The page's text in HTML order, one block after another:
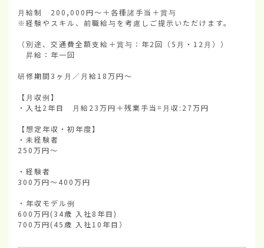
月給制　200,000円～＋各種諸手当＋賞与
※経験やスキル、前職給与を考慮しご提示いただけます。
（別途、交通費全額支給＋賞与：年2回（5月・12月））
昇給：年一回
研修期間3ヶ月／月給18万円～
【月収例】
・入社2年目　月給23万円＋残業手当=月収:27万円
【想定年収・初年度】
・未経験者
250万円～
・経験者
300万円～400万円
・年収モデル例
600万円(34歳 入社8年目)
700万円(45歳 入社10年目）